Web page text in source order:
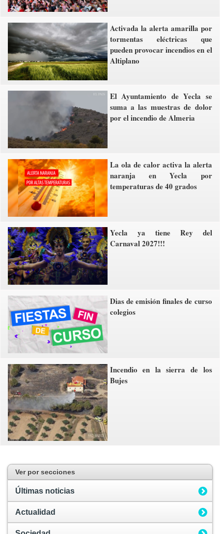
Activada la alerta amarilla por
tormentas eléctricas que
pueden provocar incendios en el
Altiplano
El Ayuntamiento de Yecla se
suma a las muestras de dolor
por el incendio de Almeria
La ola de calor activa la alerta
naranja en Yecla por
temperaturas de 40 grados
Yecla ya tiene Rey del
Carnaval 2027!!!
Dias de emisión finales de curso
colegios
Incendio en la sierra de los
Bujes
Ver por secciones
Últimas noticias
Actualidad